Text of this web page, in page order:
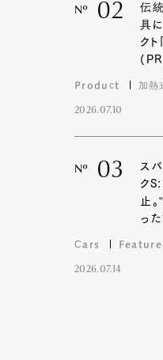
Nº 02
伝
具
クト
Product 加熱
2026.07.10
Nº 03
ス
ク
止
っ
Cars
2026.07.14